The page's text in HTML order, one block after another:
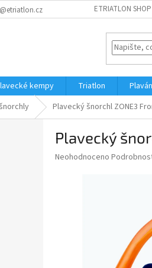
ETRIATLON SHOP
kempy Triatlon
Plavecký šnorchl ZONE3
Plavecký
Průměrné
Neohodnoceno